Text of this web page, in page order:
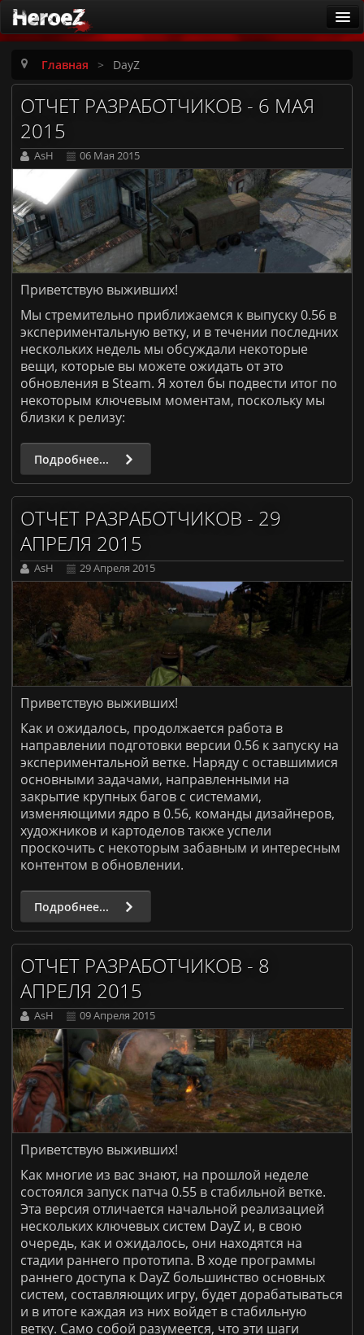
Новости
Существа
Патчи
Гайды
Калькулятор приручения
Русская локализация
Заметки первопроходцев
Игровые серверы
ARK: Survival Ascended [PvE]
ARK: Survival Evolved [PvE]
Донат
Правила
Главная > DayZ
ОТЧЕТ РАЗРАБОТЧИКОВ - 6 МАЯ
2015
AsH 06 Мая 2015
Приветствую выживших!
Мы стремительно приближаемся к выпуску 0.56 в
экспериментальную ветку, и в течении последних
нескольких недель мы обсуждали некоторые
вещи, которые вы можете ожидать от это
обновления в Steam. Я хотел бы подвести итог по
некоторым ключевым моментам, поскольку мы
близки к релизу:
Подробнее...
ОТЧЕТ РАЗРАБОТЧИКОВ - 29
АПРЕЛЯ 2015
AsH 29 Апреля 2015
Приветствую выживших!
Как и ожидалось, продолжается работа в
направлении подготовки версии 0.56 к запуску на
экспериментальной ветке. Наряду с оставшимися
основными задачами, направленными на
закрытие крупных багов с системами,
изменяющими ядро в 0.56, команды дизайнеров,
художников и картоделов также успели
проскочить с некоторым забавным и интересным
контентом в обновлении.
Подробнее...
ОТЧЕТ РАЗРАБОТЧИКОВ - 8
АПРЕЛЯ 2015
AsH 09 Апреля 2015
Приветствую выживших!
Как многие из вас знают, на прошлой неделе
состоялся запуск патча 0.55 в стабильной ветке.
Эта версия отличается начальной реализацией
нескольких ключевых систем DayZ и, в свою
очередь, как и ожидалось, они находятся на
стадии раннего прототипа. В ходе программы
раннего доступа к DayZ большинство основных
систем, составляющих игру, будет дорабатываться
и в итоге каждая из них войдет в стабильную
ветку. Само собой разумеется, что эти шаги